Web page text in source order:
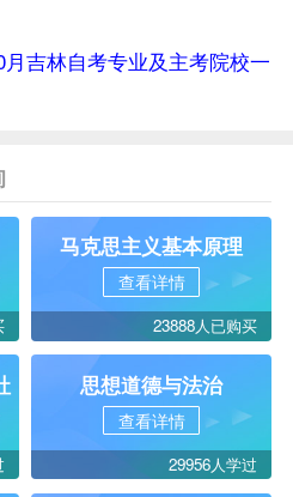
月吉林自考专业及主考院校一
马克思主义基本原理
查看详情
23888人已购买
思想道德与法治
查看详情
29956人学过